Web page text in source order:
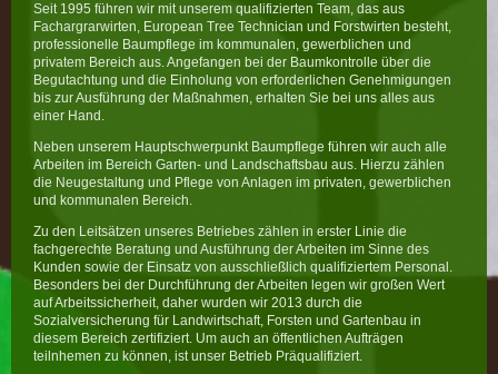
Seit 1995 führen wir mit unserem qualifizierten Team, das aus
Fachargrarwirten, European Tree Technician und Forstwirten besteht,
professionelle Baumpflege im kommunalen, gewerblichen und
privatem Bereich aus. Angefangen bei der Baumkontrolle über die
Begutachtung und die Einholung von erforderlichen Genehmigungen
bis zur Ausführung der Maßnahmen, erhalten Sie bei uns alles aus
einer Hand.
Neben unserem Hauptschwerpunkt Baumpflege führen wir auch alle
Arbeiten im Bereich Garten- und Landschaftsbau aus. Hierzu zählen
die Neugestaltung und Pflege von Anlagen im privaten, gewerblichen
und kommunalen Bereich.
Zu den Leitsätzen unseres Betriebes zählen in erster Linie die
fachgerechte Beratung und Ausführung der Arbeiten im Sinne des
Kunden sowie der Einsatz von ausschließlich qualifiziertem Personal.
Besonders bei der Durchführung der Arbeiten legen wir großen Wert
auf Arbeitssicherheit, daher wurden wir 2013 durch die
Sozialversicherung für Landwirtschaft, Forsten und Gartenbau in
diesem Bereich zertifiziert. Um auch an öffentlichen Aufträgen
teilnhemen zu können, ist unser Betrieb Präqualifiziert.